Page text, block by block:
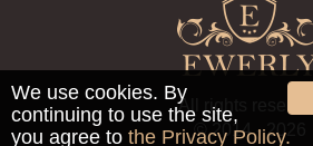
All rights reserved
© 2014 - 2026
We use cookies. By
continuing to use the site,
you agree to the Privacy Policy.